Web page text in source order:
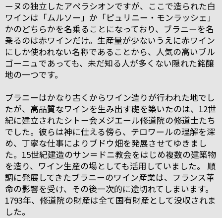
ーヌの独立したアペラシオンですが、ここで造られた白
ワインは「ムルソー」か「ピュリニー・モンラッシェ」
かのどちらかを名乗ることになっており、ブラニーを名
乗るのは赤ワインだけ。生産量が少ないうえに赤ワイン
にしか使われない名称であることから、人気の高いブル
ゴーニュであっても、未だ知る人が多くない隠れた銘醸
地の一つです。
ブラニーはかなり古くからワイン造りが行われた地でし
たが、高品質なワインを生み出す礎を築いたのは、12世
紀に建立されたシトー会メジエール修道院の修道士たち
でした。彼らは神に仕える傍ら、テロワールの理解を深
め、丁寧な仕事によりブドウ畑を発展させてゆきまし
た。15世紀建造のサン＝ドニ教会をはじめ複数の建築物
を造り、ワイン生産の場としても活用していました。 順
調に発展してきたブラニーのワイン産業は、フランス革
命の影響を受け、その後一次的に途切れてしまいます。
1793年、修道院の財産は全て国有財産として没収されま
した。